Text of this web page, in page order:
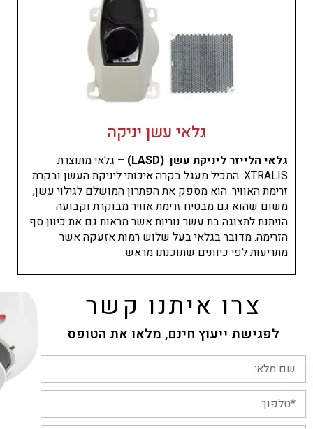
גלאי עשן יניקה
גלאי הלייזר ליניקת עשן (LASD) –
גלאי מתוצרת
XTRALIS. המכיל מעגל בקרה איכותי ליניקת העשן ובקרת
זרימת האוויר. הוא מספק את הפתרון המושלם לגילוי עשן,
משום שהוא גם מבטיח זרימת אוויר מבוקרת וקבועה
הניתנת לתצוגה בת עשר נוריות אשר מראות גם את כיוון סף
הזרימה. מדובר בגלאי בעל שלוש רמות אזעקה אשר
מתריעות לפי כיוונים שתוכנתו מראש.
צרו איתנו קשר
לפגישת ייעוץ חינם, מלאו את הטופס